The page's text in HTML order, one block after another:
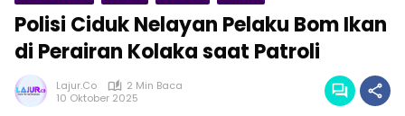
Polisi Ciduk Nelayan Pelaku Bom Ikan
di Perairan Kolaka saat Patroli
Lajur.co
2 Min Baca
10 Oktober 2025